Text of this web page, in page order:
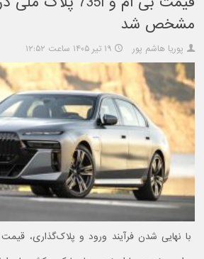
مشخص شد
پوریا هاشم پور ۱۹ تیر ۱۴۰۵ ساعت ۱۲:۵۲